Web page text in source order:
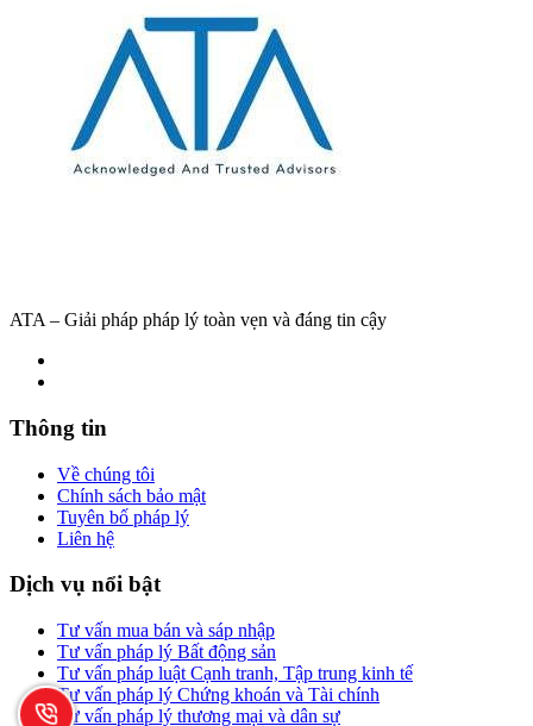
ATA – Giải pháp pháp lý toàn vẹn và đáng tin cậy
Thông tin
Về chúng tôi
Chính sách bảo mật
Tuyên bố pháp lý
Liên hệ
Dịch vụ nổi bật
Tư vấn mua bán và sáp nhập
Tư vấn pháp lý Bất động sản
Tư vấn pháp luật Cạnh tranh, Tập trung kinh tế
Tư vấn pháp lý Chứng khoán và Tài chính
Tư vấn pháp lý thương mại và dân sự